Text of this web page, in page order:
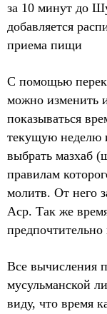
за 10 минут до
добавляется
приема пищи
С помощью
можно изменить
показываться
текущую неделю
выбрать мазхаб
правилам
молитв. От него
Аср. Так же
Все вычисления
мусульманской
виду, что время